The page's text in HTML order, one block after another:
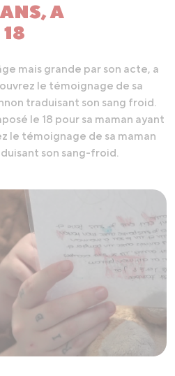
A
mais grande par son acte, a
le témoignage de sa
traduisant son sang froid.
le 18 pour sa maman ayant
le témoignage de sa maman
son sang-froid.